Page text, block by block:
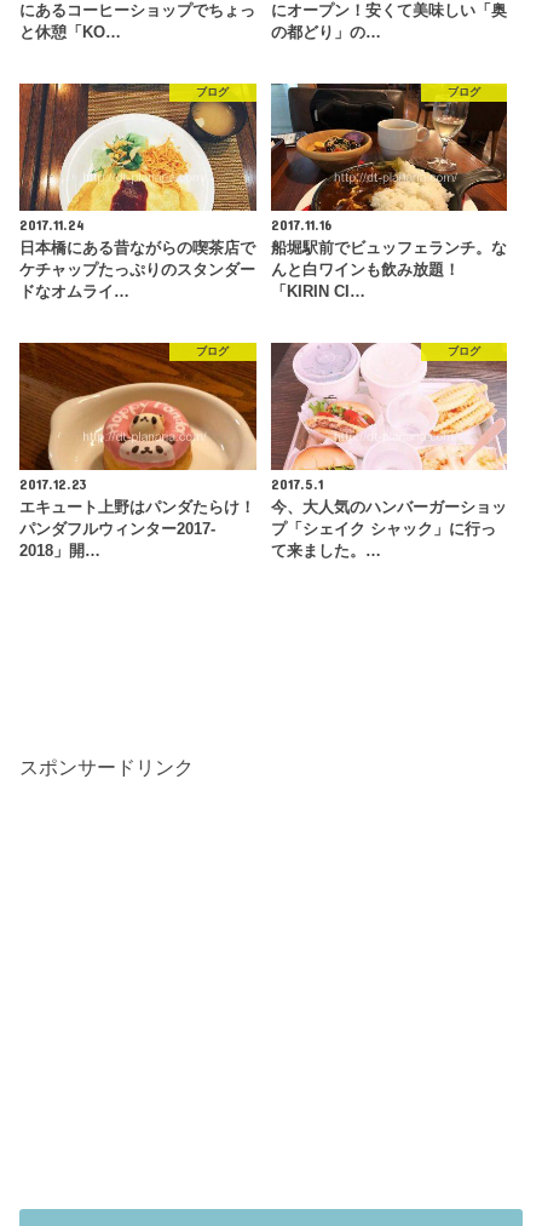
にあるコーヒーショップでちょっ
と休憩「KO…
にオープン！安くて美味しい「奥
の都どり」の…
ブログ
2017.11.24
日本橋にある昔ながらの喫茶店で
ケチャップたっぷりのスタンダー
ドなオムライ…
ブログ
2017.11.16
船堀駅前でビュッフェランチ。な
んと白ワインも飲み放題！
「KIRIN CI…
ブログ
2017.12.23
エキュート上野はパンダたらけ！
パンダフルウィンター2017-
2018」開…
ブログ
2017.5.1
今、大人気のハンバーガーショッ
プ「シェイク シャック」に行っ
て来ました。…
スポンサードリンク